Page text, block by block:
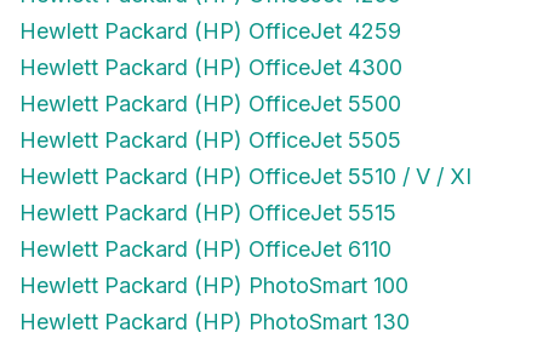
Hewlett Packard (HP) OfficeJet 4259
Hewlett Packard (HP) OfficeJet 4300
Hewlett Packard (HP) OfficeJet 5500
Hewlett Packard (HP) OfficeJet 5505
Hewlett Packard (HP) OfficeJet 5510 / V / XI
Hewlett Packard (HP) OfficeJet 5515
Hewlett Packard (HP) OfficeJet 6110
Hewlett Packard (HP) PhotoSmart 100
Hewlett Packard (HP) PhotoSmart 130